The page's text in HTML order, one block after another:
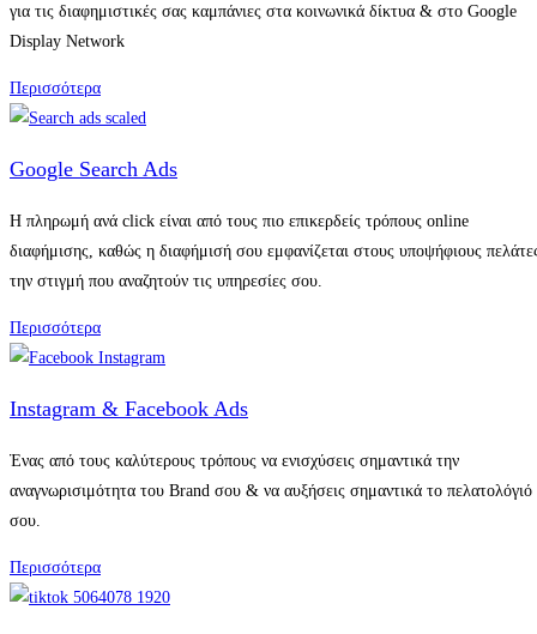
για τις διαφημιστικές σας καμπάνιες στα κοινωνικά δίκτυα & στο Google
Display Network
Περισσότερα
Google Search Ads
Η πληρωμή ανά click είναι από τους πιο επικερδείς τρόπους online
διαφήμισης, καθώς η διαφήμισή σου εμφανίζεται στους υποψήφιους
την στιγμή που αναζητούν τις υπηρεσίες σου.
Περισσότερα
Instagram & Facebook Ads
Ένας από τους καλύτερους τρόπους να ενισχύσεις σημαντικά την
αναγνωρισιμότητα του Brand σου & να αυξήσεις σημαντικά το πελατολόγιό
σου.
Περισσότερα